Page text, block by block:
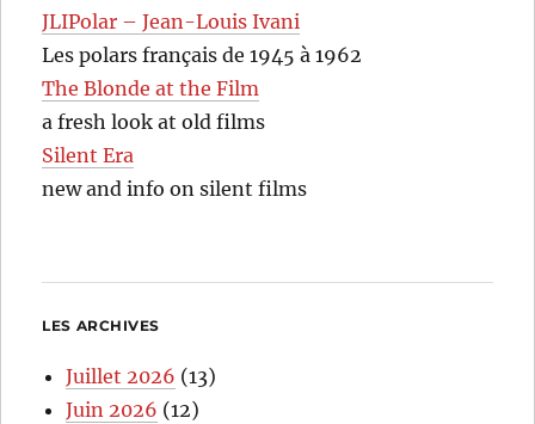
JLIPolar – Jean-Louis Ivani
Les polars français de 1945 à 1962
The Blonde at the Film
a fresh look at old films
Silent Era
new and info on silent films
LES ARCHIVES
Juillet 2026 (13)
Juin 2026 (12)